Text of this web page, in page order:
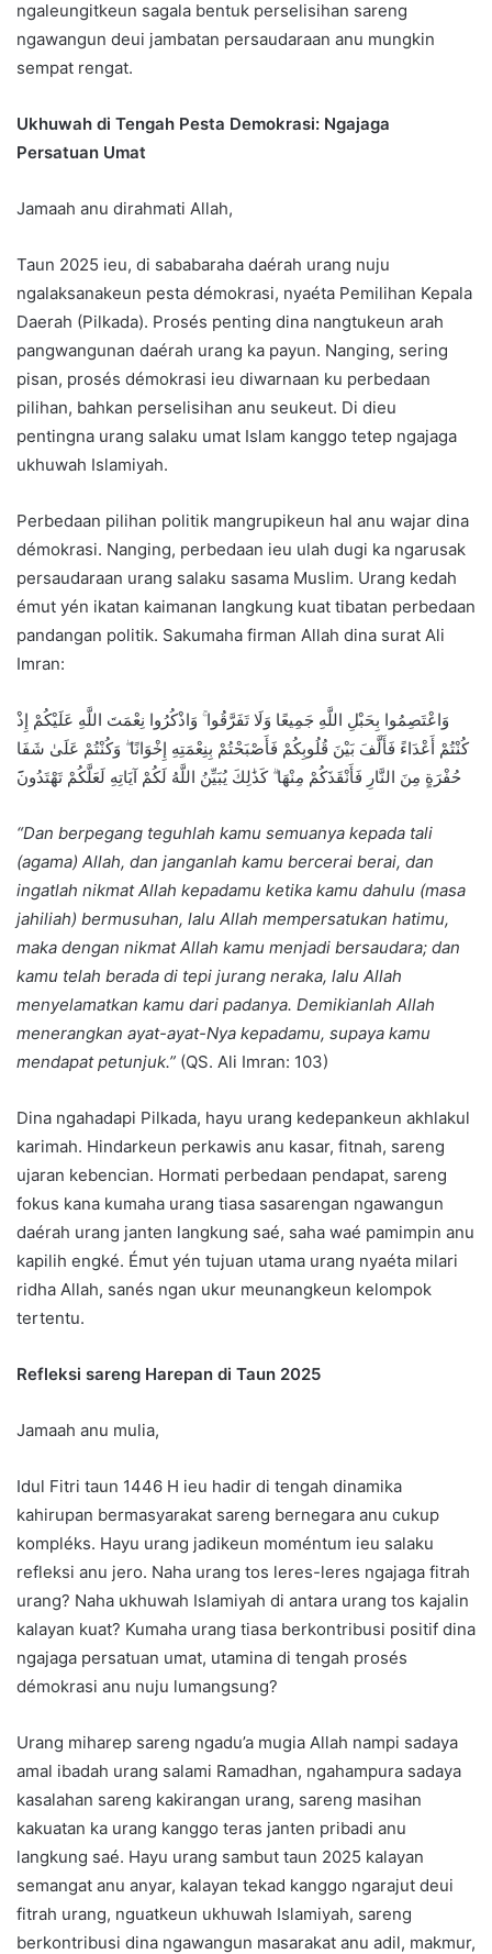
ngaleungitkeun sagala bentuk perselisihan sareng
ngawangun deui jambatan persaudaraan anu mungkin
sempat rengat.
Ukhuwah di Tengah Pesta Demokrasi: Ngajaga
Persatuan Umat
Jamaah anu dirahmati Allah,
Taun 2025 ieu, di sababaraha daérah urang nuju
ngalaksanakeun pesta démokrasi, nyaéta Pemilihan Kepala
Daerah (Pilkada). Prosés penting dina nangtukeun arah
pangwangunan daérah urang ka payun. Nanging, sering
pisan, prosés démokrasi ieu diwarnaan ku perbedaan
pilihan, bahkan perselisihan anu seukeut. Di dieu
pentingna urang salaku umat Islam kanggo tetep ngajaga
ukhuwah Islamiyah.
Perbedaan pilihan politik mangrupikeun hal anu wajar dina
démokrasi. Nanging, perbedaan ieu ulah dugi ka ngarusak
persaudaraan urang salaku sasama Muslim. Urang kedah
émut yén ikatan kaimanan langkung kuat tibatan perbedaan
pandangan politik. Sakumaha firman Allah dina surat Ali
Imran:
وَاعْتَصِمُوا بِحَبْلِ اللَّهِ جَمِيعًا وَلَا تَفَرَّقُوا ۚ وَاذْكُرُوا نِعْمَتَ اللَّهِ عَلَيْكُمْ إِذْ
كُنْتُمْ أَعْدَاءً فَأَلَّفَ بَيْنَ قُلُوبِكُمْ فَأَصْبَحْتُمْ بِنِعْمَتِهِ إِخْوَانًا ۖ وَكُنْتُمْ عَلَىٰ شَفَا
حُفْرَةٍ مِنَ النَّارِ فَأَنْقَذَكُمْ مِنْهَا ۗ كَذَٰلِكَ يُبَيِّنُ اللَّهُ لَكُمْ آيَاتِهِ لَعَلَّكُمْ تَهْتَدُون
“Dan berpegang teguhlah kamu semuanya kepada tali
(agama) Allah, dan janganlah kamu bercerai berai, dan
ingatlah nikmat Allah kepadamu ketika kamu dahulu (masa
jahiliah) bermusuhan, lalu Allah mempersatukan hatimu,
maka dengan nikmat Allah kamu menjadi bersaudara; dan
kamu telah berada di tepi jurang neraka, lalu Allah
menyelamatkan kamu dari padanya. Demikianlah Allah
menerangkan ayat-ayat-Nya kepadamu, supaya kamu
mendapat petunjuk.” (QS. Ali Imran: 103)
Dina ngahadapi Pilkada, hayu urang kedepankeun akhlakul
karimah. Hindarkeun perkawis anu kasar, fitnah, sareng
ujaran kebencian. Hormati perbedaan pendapat, sareng
fokus kana kumaha urang tiasa sasarengan ngawangun
daérah urang janten langkung saé, saha waé pamimpin anu
kapilih engké. Émut yén tujuan utama urang nyaéta milari
ridha Allah, sanés ngan ukur meunangkeun kelompok
tertentu.
Refleksi sareng Harepan di Taun 2025
Jamaah anu mulia,
Idul Fitri taun 1446 H ieu hadir di tengah dinamika
kahirupan bermasyarakat sareng bernegara anu cukup
kompléks. Hayu urang jadikeun moméntum ieu salaku
refleksi anu jero. Naha urang tos leres-leres ngajaga fitrah
urang? Naha ukhuwah Islamiyah di antara urang tos kajalin
kalayan kuat? Kumaha urang tiasa berkontribusi positif dina
ngajaga persatuan umat, utamina di tengah prosés
démokrasi anu nuju lumangsung?
Urang miharep sareng ngadu’a mugia Allah nampi sadaya
amal ibadah urang salami Ramadhan, ngahampura sadaya
kasalahan sareng kakirangan urang, sareng masihan
kakuatan ka urang kanggo teras janten pribadi anu
langkung saé. Hayu urang sambut taun 2025 kalayan
semangat anu anyar, kalayan tekad kanggo ngarajut deui
fitrah urang, nguatkeun ukhuwah Islamiyah, sareng
berkontribusi dina ngawangun masarakat anu adil, makmur,